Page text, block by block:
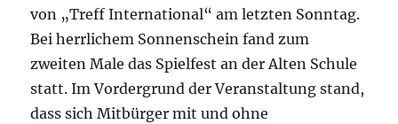
von „Treff International“ am letzten Sonntag.
Bei herrlichem Sonnenschein fand zum
zweiten Male das Spielfest an der Alten Schule
statt. Im Vordergrund der Veranstaltung stand,
dass sich Mitbürger mit und ohne